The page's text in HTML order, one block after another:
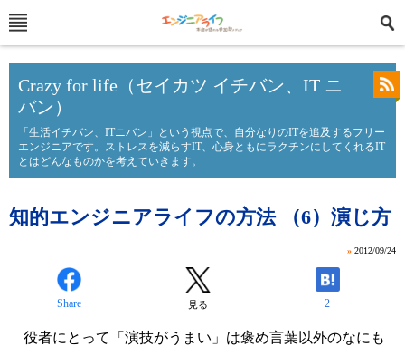
Crazy for life（セイカツ イチバン、IT ニ
バン）
「生活イチバン、ITニバン」という視点で、自分なりのITを追及するフリー
エンジニアです。ストレスを減らすIT、心身ともにラクチンにしてくれるIT
とはどんなものかを考えていきます。
知的エンジニアライフの方法 （6）演じ方
» 2012/09/24
Share 見る 2
役者にとって「演技がうまい」は褒め言葉以外のなにも